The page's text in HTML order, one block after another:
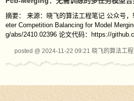
摘要： 来源：晓飞的算法工程笔记 公众号
eter Competition Balancing for Model
g/abs/2410.02396 论文代码：https://
posted @ 2024-11-22 09:21 晓飞的算法工